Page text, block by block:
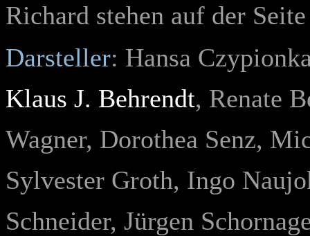
Richard stehen auf der
Darsteller: Hansa
Klaus J. Behrendt, Renate
Wagner, Dorothea Senz,
Sylvester Groth, Ingo
Schneider, Jürgen